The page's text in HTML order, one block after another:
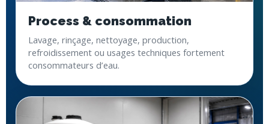
Process & consommation
Lavage, rinçage, nettoyage, production,
refroidissement ou usages techniques fortement
consommateurs d’eau.